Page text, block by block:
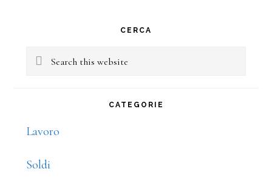
Sidebar
CERCA
Search
CATEGORIE
Lavoro
Soldi